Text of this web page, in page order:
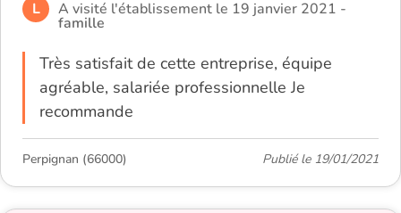
L A visité l'établissement le 19 janvier 2021 -
famille
Très satisfait de cette entreprise, équipe
agréable, salariée professionnelle Je
recommande
Perpignan (66000) Publié le 19/01/2021